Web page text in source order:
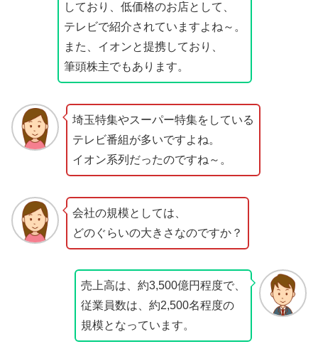
しており、低価格のお店として、
テレビで紹介されていますよね～。
また、イオンと提携しており、
筆頭株主でもあります。
埼玉特集やスーパー特集をしている
テレビ番組が多いですよね。
イオン系列だったのですね～。
会社の規模としては、
どのぐらいの大きさなのですか？
売上高は、約3,500億円程度で、
従業員数は、約2,500名程度の
規模となっています。